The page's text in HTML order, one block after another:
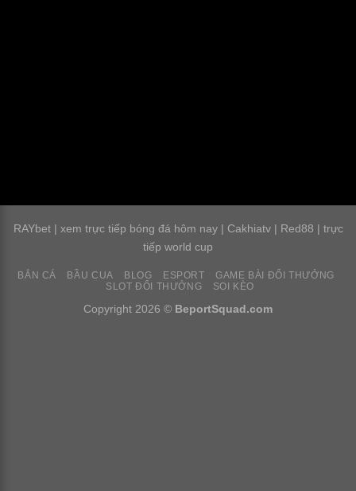
RAYbet| xem trực tiếp bóng đá hôm nay | Cakhiatv| Red88 | trực
tiếp world cup
BẮN CÁ BẦU CUA BLOG ESPORT
GAME BÀI ĐỔI THƯỞNG
SLOT ĐỔI THƯỞNG
SOI KÈO
Copyright 2026 © BeportSquad.com